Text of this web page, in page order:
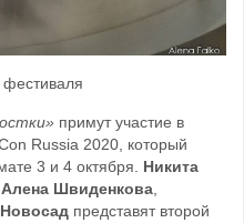
фестиваля
примут участие в
Russia 2020, который
3 и 4 октября. Никита
Алена Швиденкова,
представят второй